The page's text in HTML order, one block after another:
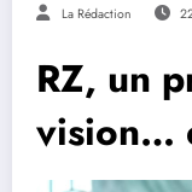
La Rédaction
RZ, un
vision…